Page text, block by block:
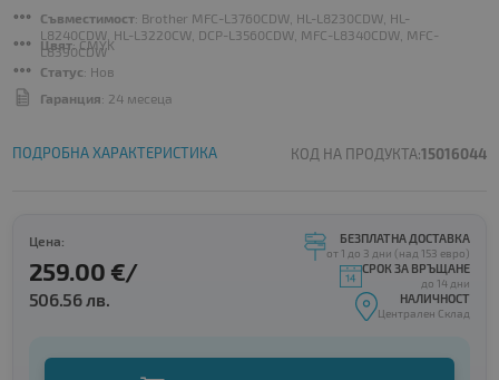
Съвместимост: Brother MFC-L3760CDW, HL-L8230CDW, HL-
L8240CDW, HL-L3220CW, DCP-L3560CDW, MFC-L8340CDW, MFC-
L8390CDW
Цвят: CMYK
Статус: Нов
Гаранция: 24 месеца
ПОДРОБНА ХАРАКТЕРИСТИКА КОД НА ПРОДУКТА:15016044
Цена:
259.00 €/
506.56 лв.
БЕЗПЛАТНА ДОСТАВКА
от 1 до 3 дни (над 153 евро)
СРОК ЗА ВРЪЩАНЕ
до 14 дни
НАЛИЧНОСТ
Централен Склад